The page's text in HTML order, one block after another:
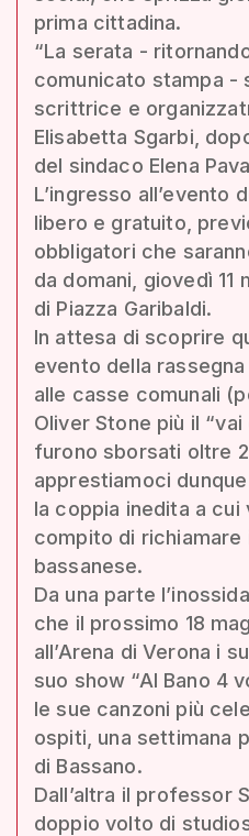
prima cittadina.
“La serata -
comunicato stampa -
scrittrice e
Elisabetta Sgarbi,
del sindaco Elena
L’ingresso all’evento
libero e gratuito,
obbligatori che
da domani, giovedì 11
di Piazza Garibaldi.
In attesa di scoprire
evento della
alle casse comunali
Oliver Stone più il
furono sborsati oltre
apprestiamoci
la coppia inedita a
compito di richiamare
bassanese.
Da una parte
che il prossimo 18
all’Arena di Verona i
suo show “Al Bano 4
le sue canzoni più
ospiti, una settimana
di Bassano.
Dall’altra il professor
doppio volto di